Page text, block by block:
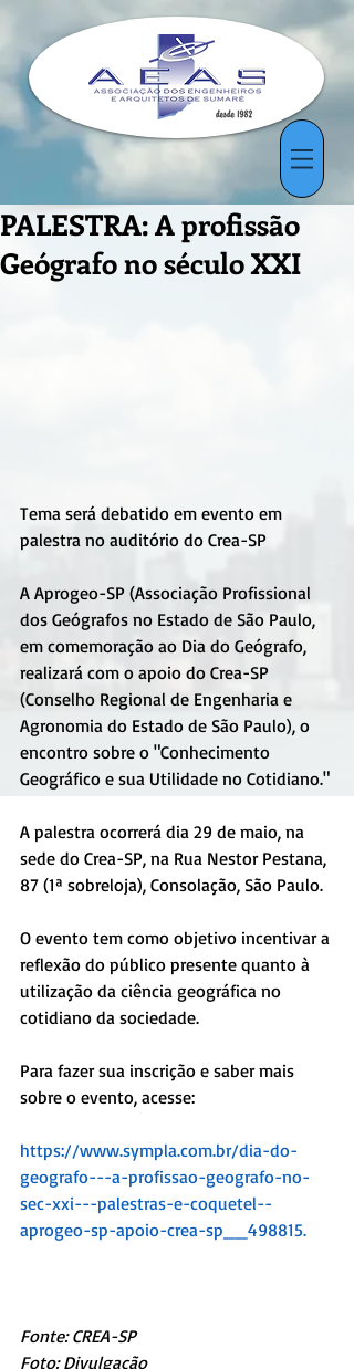
PALESTRA: A profissão
Geógrafo no século XXI
Tema será debatido em evento em
palestra no auditório do Crea-SP
A Aprogeo-SP (Associação Profissional
dos Geógrafos no Estado de São Paulo,
em comemoração ao Dia do Geógrafo,
realizará com o apoio do Crea-SP
(Conselho Regional de Engenharia e
Agronomia do Estado de São Paulo), o
encontro sobre o "Conhecimento
Geográfico e sua Utilidade no Cotidiano."
A palestra ocorrerá dia 29 de maio, na
sede do Crea-SP, na Rua Nestor Pestana,
87 (1ª sobreloja), Consolação, São Paulo.
O evento tem como objetivo incentivar a
reflexão do público presente quanto à
utilização da ciência geográfica no
cotidiano da sociedade.
Para fazer sua inscrição e saber mais
sobre o evento, acesse:
https://www.sympla.com.br/dia-do-
geografo---a-profissao-geografo-no-
sec-xxi---palestras-e-coquetel--
aprogeo-sp-apoio-crea-sp__498815.
Fonte: CREA-SP
Foto: Divulgação